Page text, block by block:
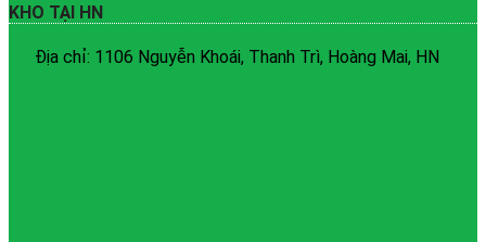
KHO TẠI HN
Địa chỉ: 1106 Nguyễn Khoái, Thanh Trì, Hoàng Mai, HN